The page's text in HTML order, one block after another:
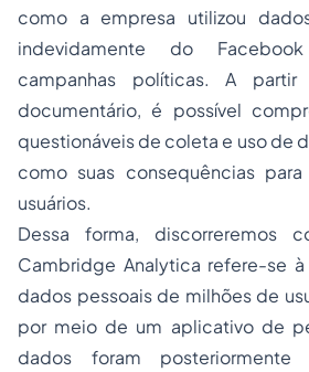
como a empresa utilizou
indevidamente do
campanhas políticas. A
documentário, é possível
questionáveis de coleta e uso de
como suas consequências
usuários.
Dessa forma, discorreremos
Cambridge Analytica refere-se
dados pessoais de milhões de
por meio de um aplicativo de
dados foram